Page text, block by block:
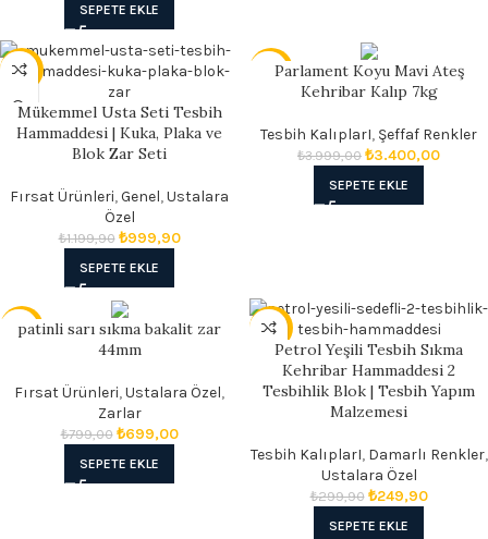
SEPETE EKLE
- 17%
Mükemmel Usta Seti Tesbih
Hammaddesi | Kuka, Plaka ve
Blok Zar Seti
Fırsat Ürünleri,Genel,Ustalara
Özel
₺1.199,90 ₺999,90
SEPETE EKLE
- 15%Parlament Koyu Mavi Ateş
Kehribar Kalıp 7kg
Tesbih KalıplarI, Şeffaf Renkler
₺3.999,00 ₺3.400,00
SEPETE EKLE
- 13%
patinli sarı sıkma bakalit zar
44mm
Fırsat Ürünleri,Ustalara Özel,
Zarlar
₺799,00 ₺699,00
SEPETE EKLE
- 17%
Petrol Yeşili Tesbih Sıkma
Kehribar Hammaddesi 2
Tesbihlik Blok | Tesbih Yapım
Malzemesi
Tesbih KalıplarI, Damarlı Renkler,
Ustalara Özel
₺299,90 ₺249,90
SEPETE EKLE